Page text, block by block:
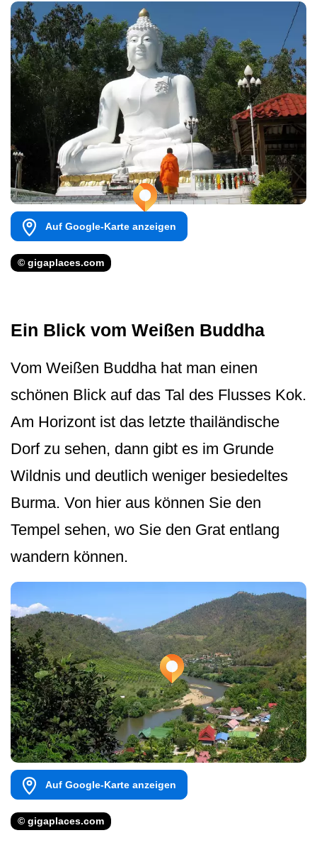
Auf Google-Karte anzeigen
© gigaplaces.com
Ein Blick vom Weißen Buddha
Vom Weißen Buddha hat man einen
schönen Blick auf das Tal des Flusses Kok.
Am Horizont ist das letzte thailändische
Dorf zu sehen, dann gibt es im Grunde
Wildnis und deutlich weniger besiedeltes
Burma. Von hier aus können Sie den
Tempel sehen, wo Sie den Grat entlang
wandern können.
Auf Google-Karte anzeigen
© gigaplaces.com